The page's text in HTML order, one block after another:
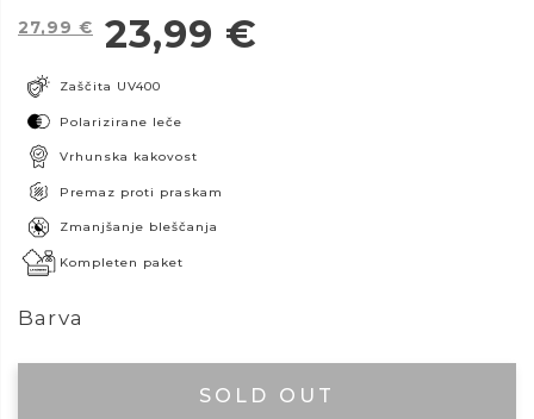
27,99 € 23,99 €
Zaščita UV400
Polarizirane leče
Vrhunska kakovost
Premaz proti praskam
Zmanjšanje bleščanja
Kompleten paket
Barva
SOLD OUT